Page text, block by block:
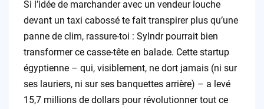
Si l’idée de marchander avec un vendeur louche
devant un taxi cabossé te fait transpirer plus qu’une
panne de clim, rassure-toi : Sylndr pourrait bien
transformer ce casse-tête en balade. Cette startup
égyptienne – qui, visiblement, ne dort jamais (ni sur
ses lauriers, ni sur ses banquettes arrière) – a levé
15,7 millions de dollars pour révolutionner tout ce